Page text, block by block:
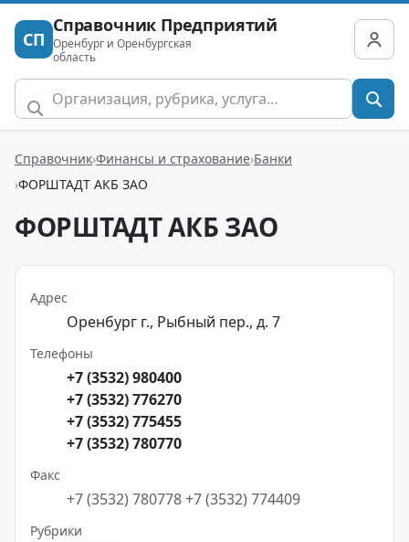
СП
Справочник Предприятий
Оренбург и Оренбургская
область
Справочник Финансы и страхование Банки
ФОРШТАДТ АКБ ЗАО
ФОРШТАДТ АКБ ЗАО
Адрес
Оренбург г., Рыбный пер., д. 7
Телефоны
+7 (3532) 980400
+7 (3532) 776270
+7 (3532) 775455
+7 (3532) 780770
Факс
+7 (3532) 780778+7 (3532) 774409
Рубрики